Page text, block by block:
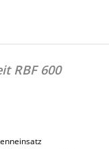
RBF 600